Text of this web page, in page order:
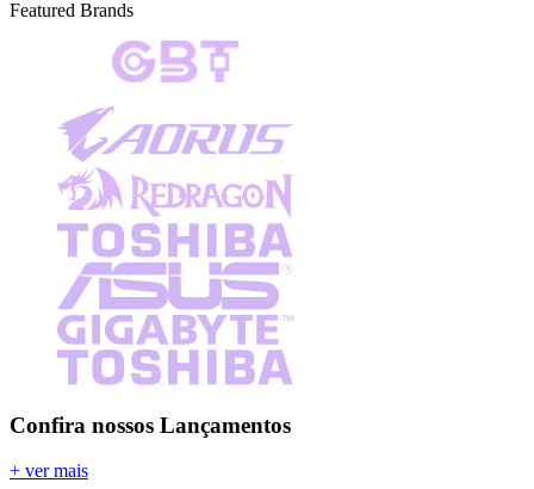
Featured Brands
Confira nossos Lançamentos
+ ver mais